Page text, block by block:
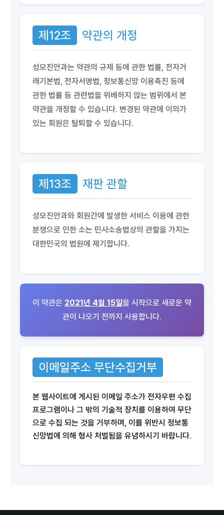
제12조 약관의 개정
성모진안과는 약관의 규제 등에 관한 법률, 전자거
래기본법, 전자서명법, 정보통신망 이용촉진 등에
관한 법률 등 관련법을 위배하지 않는 범위에서 본
약관을 개정할 수 있습니다. 변경된 약관에 이의가
있는 회원은 탈퇴할 수 있습니다.
제13조 재판 관할
성모진안과와 회원간에 발생한 서비스 이용에 관한
분쟁으로 인한 소는 민사소송법상의 관할을 가지는
대한민국의 법원에 제기합니다.
이 약관은 2021년 4월 15일을 시작으로 새로운 약
관이 나오기 전까지 사용합니다.
이메일주소 무단수집거부
본 웹사이트에 게시된 이메일 주소가 전자우편 수집
프로그램이나 그 밖의 기술적 장치를 이용하여 무단
으로 수집 되는 것을 거부하며, 이를 위반시 정보통
신망법에 의해 형사 처벌됨을 유념하시기 바랍니다.